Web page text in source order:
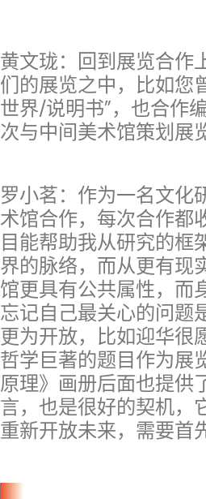
黄文珑：回到展览合作
们的展览之中，比如您
世界/说明书”，也合作
次与中间美术馆策划展
罗小茗：作为一名文化
术馆合作，每次合作都
目能帮助我从研究的框
界的脉络，而从更有现
馆更具有公共属性，而
忘记自己最关心的问题
更为开放，比如迎华很
哲学巨著的题目作为展
原理》画册后面也提供
言，也是很好的契机，
重新开放未来，需要首